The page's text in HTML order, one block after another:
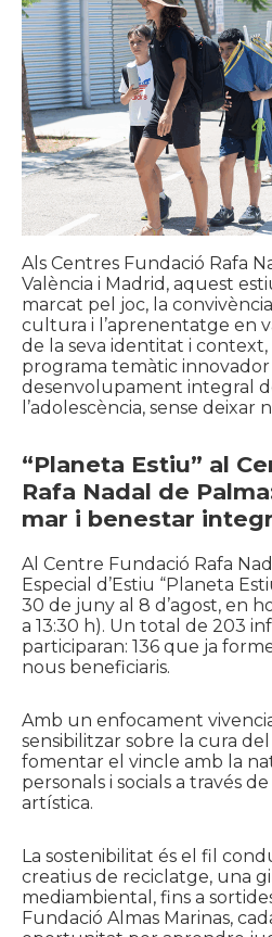
Als Centres Fundació Rafa
València i Madrid, aquest
marcat pel joc, la
cultura i l’aprenentatge en
de la seva identitat i
programa temàtic innovador
desenvolupament integral
l’adolescència, sense deixar
“Planeta Estiu” al
Rafa Nadal de
mar i benestar
Al Centre Fundació Rafa
Especial d’Estiu “Planeta
30 de juny al 8 d’agost, en
a 13:30 h). Un total de 203
participaran: 136 que ja
nous beneficiaris.
Amb un enfocament
sensibilitzar sobre la cura
fomentar el vincle amb la
personals i socials a través de
artística.
La sostenibilitat és el fil
creatius de reciclatge, una
mediambiental, fins a
Fundació Almas Marinas,